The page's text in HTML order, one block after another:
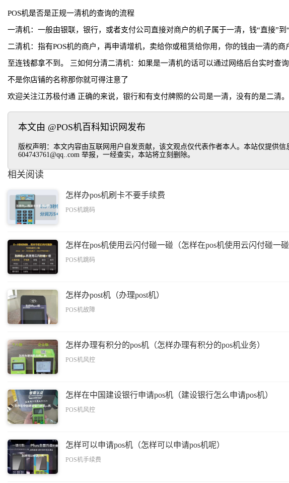
POS机是否是正规一清机的查询的流程
一清机：一般由银联，银行，或者支付公司直接对商户的机子属于一清，钱“直接”到
二清机：指有POS机的商户，再申请增机，卖给你或租赁给你用，你的钱由一清的
至连钱都拿不到。 三如何分清二清机：如果是一清机的话可以通过网络后台实时查
不是你店铺的名称那你就可得注意了
欢迎关注江苏极付通 正确的来说，银行和有支付牌照的公司是一清，没有的是二清
本文由 @POS机百科知识网发布
版权声明：本文内容由互联网用户自发贡献，该文观点仅代表作者本人。本站仅提供
604743761@qq..com 举报，一经查实，本站将立刻删除。
相关阅读
怎样办pos机刷卡不要手续费
POS机跳码
怎样在pos机使用云闪付碰一碰（怎样在pos机使用云闪付碰一碰
POS机跳码
怎样办post机（办理post机）
POS机故障
怎样办理有积分的pos机（怎样办理有积分的pos机业务）
POS机风控
怎样在中国建设银行申请pos机（建设银行怎么申请pos机）
POS机风控
怎样可以申请pos机（怎样可以申请pos机呢）
POS机手续费